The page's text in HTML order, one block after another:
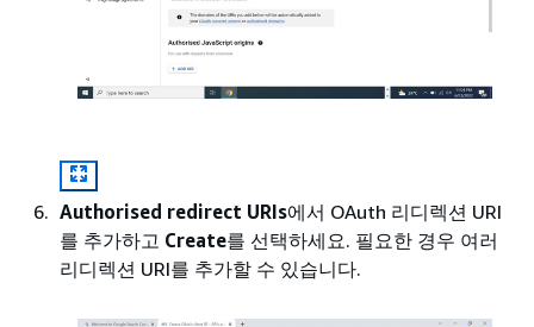
Authorised redirect URIs에서 OAuth 리디렉션 URI
를 추가하고 Create를 선택하세요. 필요한 경우 여러
리디렉션 URI를 추가할 수 있습니다.